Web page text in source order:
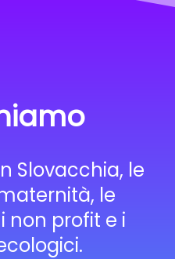
Slovacchia, le
le
non profit e i